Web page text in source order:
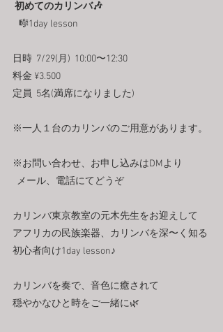
初めてのカリンバ🎶
   🎼1day lesson
日時  7/29(月)  10:00〜12:30
料金 ¥3.500
定員  5名(満席になりました)
※一人１台のカリンバのご用意があります。
※お問い合わせ、お申し込みはDMより
  メール、電話にてどうぞ
カリンバ東京教室の元木先生をお迎えして
アフリカの民族楽器、カリンバを深〜く知る
初心者向け1day lesson♪
カリンバを奏で、音色に癒されて
穏やかなひと時をご一緒に🌿